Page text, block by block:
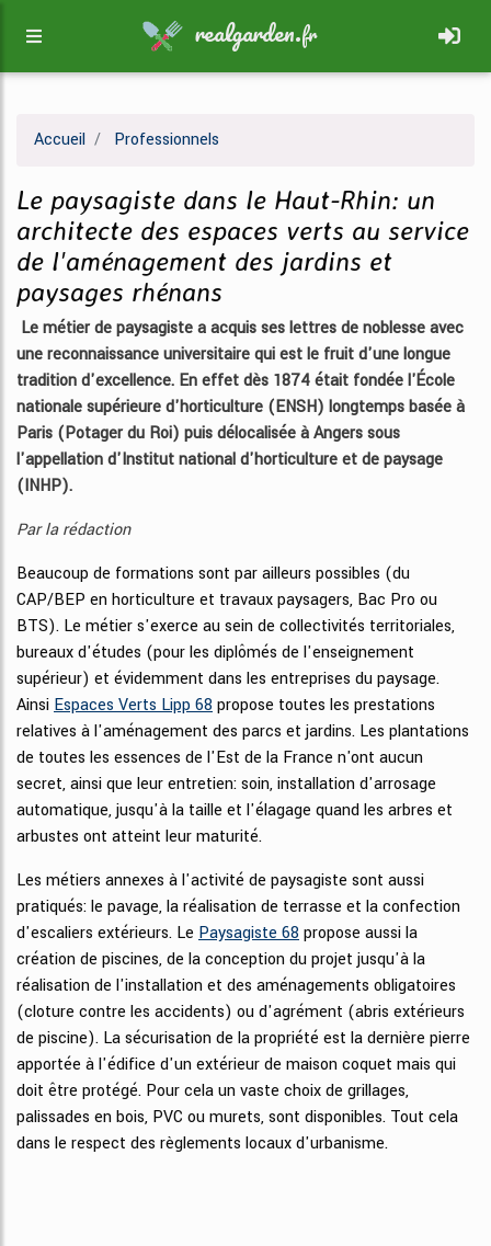
realgarden.fr
Accueil Professionnels
Le paysagiste dans le Haut-Rhin: un
architecte des espaces verts au service
de l'aménagement des jardins et
paysages rhénans
Le métier de paysagiste a acquis ses lettres de noblesse avec
une reconnaissance universitaire qui est le fruit d'une longue
tradition d'excellence. En effet dès 1874 était fondée l'École
nationale supérieure d'horticulture (ENSH) longtemps basée à
Paris (Potager du Roi) puis délocalisée à Angers sous
l'appellation d'Institut national d'horticulture et de paysage
(INHP).
Par la rédaction
Beaucoup de formations sont par ailleurs possibles (du
CAP/BEP en horticulture et travaux paysagers, Bac Pro ou
BTS). Le métier s'exerce au sein de collectivités territoriales,
bureaux d'études (pour les diplômés de l'enseignement
supérieur) et évidemment dans les entreprises du paysage.
Ainsi Espaces Verts Lipp 68 propose toutes les prestations
relatives à l'aménagement des parcs et jardins. Les plantations
de toutes les essences de l'Est de la France n'ont aucun
secret, ainsi que leur entretien: soin, installation d'arrosage
automatique, jusqu'à la taille et l'élagage quand les arbres et
arbustes ont atteint leur maturité.
Les métiers annexes à l'activité de paysagiste sont aussi
pratiqués: le pavage, la réalisation de terrasse et la confection
d'escaliers extérieurs. Le Paysagiste 68 propose aussi la
création de piscines, de la conception du projet jusqu'à la
réalisation de l'installation et des aménagements obligatoires
(cloture contre les accidents) ou d'agrément (abris extérieurs
de piscine). La sécurisation de la propriété est la dernière pierre
apportée à l'édifice d'un extérieur de maison coquet mais qui
doit être protégé. Pour cela un vaste choix de grillages,
palissades en bois, PVC ou murets, sont disponibles. Tout cela
dans le respect des règlements locaux d'urbanisme.